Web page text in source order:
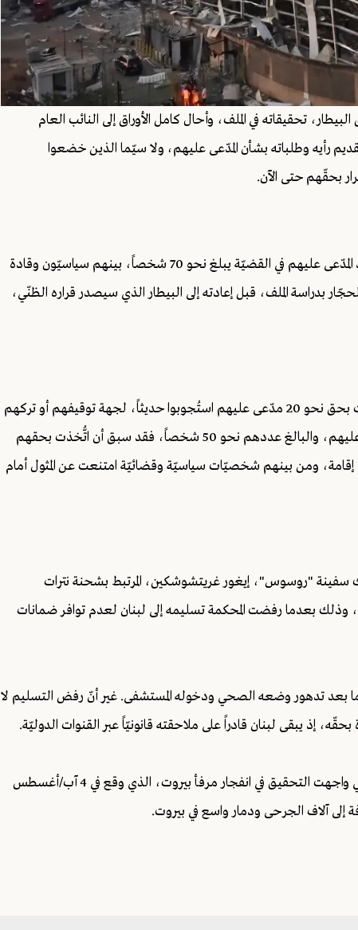
تحقيقاته في الملف، وأحال كامل الأوراق إلى النائب العام
رأيه وطلباته بشأن المدّعى عليهم، ولا سيّما الذين خضعوا
وكشفت مصادر قضائيّة لوكالة فرانس برس، أنّ عدد المدّعى عليهم في القضيّة يبلغ نحو 70 شخصاً، بينهم سياسيّون وقادة
بدراسة الملف، قبل إعادته إلى البيطار الذي سيصدر قراره الظنّي،
وأوضح المصدر أنّ البيطار سيكون مطالباً باتّخاذ قرارات بحق نحو 20 مدّعى عليهم استُجوبوا حديثاً، لجهة توقيفهم أو تركهم
أحراراً أو الإفراج عنهم بسندات إقامة. أما بقيّة المدعى عليهم، والبالغ عددهم نحو 50 شخصاً، فقد سبق أن اتُّخذت بحقهم
ومن بينهم شخصيّات سياسيّة وقضائيّة امتنعت عن المثول أمام
"روسوس"، إيغور غريتشوشكين، المرتبط بشحنة نترات
الأمونيوم التي تسببت بانفجار مرفأ بيروت عام 2020، وذلك بعدما رفضت المحكمة تسليمه إلى لبنان لعدم توافر ضمانات
بعد تدهور وضعه الصحي ودخوله المستشفى. غير أنّ رفض التسليم لا
إذ يبقى لبنان قادراً على ملاحقته قانونيّاً عبر القنوات الدوليّة.
ويأتي هذا التطوّر بعد مسار طويل من التعقيدات التي واجهت التحقيق في انفجار مرفأ بيروت، الذي وقع في 4 آب/أغسطس